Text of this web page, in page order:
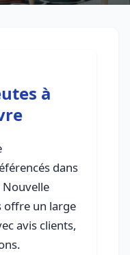
à
dans
Nouvelle
offre un large
avis clients,